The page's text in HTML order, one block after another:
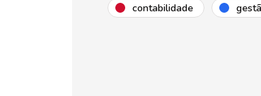
contabilidade